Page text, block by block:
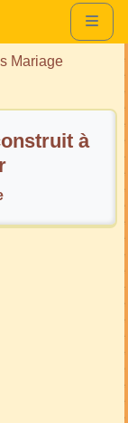
Mariage
à